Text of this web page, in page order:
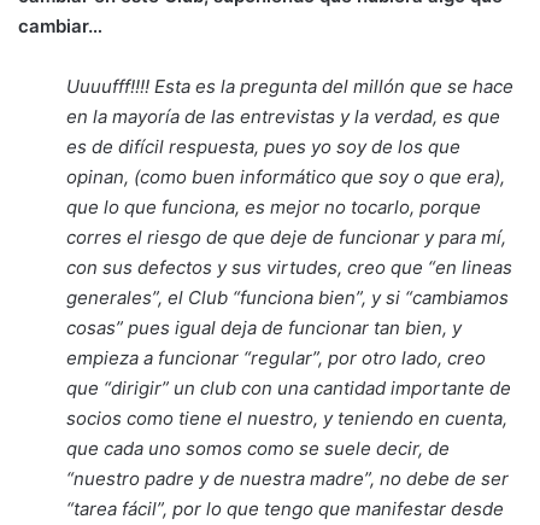
cambiar…
Uuuufff!!!! Esta es la pregunta del millón que se hace
en la mayoría de las entrevistas y la verdad, es que
es de difícil respuesta, pues yo soy de los que
opinan, (como buen informático que soy o que era),
que lo que funciona, es mejor no tocarlo, porque
corres el riesgo de que deje de funcionar y para mí,
con sus defectos y sus virtudes, creo que “en lineas
generales”, el Club “funciona bien”, y si “cambiamos
cosas” pues igual deja de funcionar tan bien, y
empieza a funcionar “regular”, por otro lado, creo
que “dirigir” un club con una cantidad importante de
socios como tiene el nuestro, y teniendo en cuenta,
que cada uno somos como se suele decir, de
“nuestro padre y de nuestra madre”, no debe de ser
“tarea fácil”, por lo que tengo que manifestar desde